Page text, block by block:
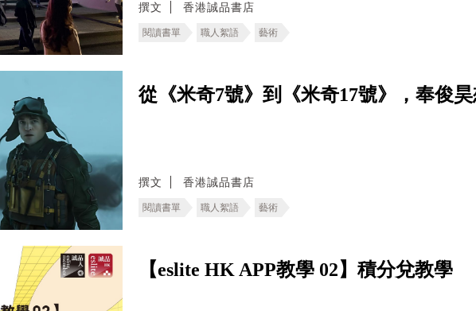
撰文 香港誠品書店
閱讀書單 職人絮語 藝術
從《米奇7號》到《米奇17號》，奉俊
撰文 香港誠品書店
閱讀書單 職人絮語 藝術
【eslite HK APP教學 02】積分兌教學